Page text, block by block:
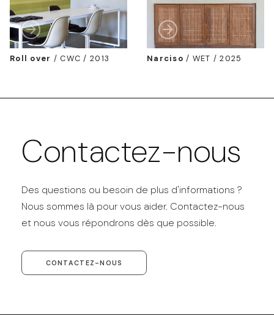
Roll over /CWC / 2013 Narciso / WET / 2025
Contactez-nous
Des questions ou besoin de plus d'informations ?
Nous sommes là pour vous aider. Contactez-nous
et nous vous répondrons dès que possible.
CONTACTEZ-NOUS